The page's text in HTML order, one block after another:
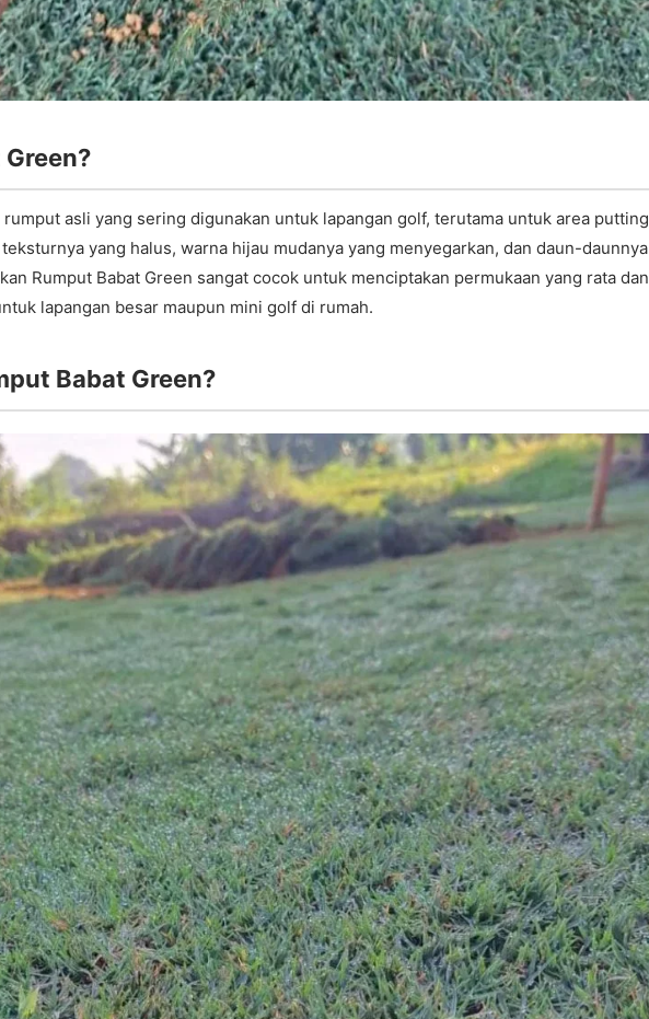
asli yang sering digunakan untuk lapangan golf, terutama untuk area putting
yang halus, warna hijau mudanya yang menyegarkan, dan daun-daunnya
Rumput Babat Green sangat cocok untuk menciptakan permukaan yang rata dan
lapangan besar maupun mini golf di rumah.
Babat Green?